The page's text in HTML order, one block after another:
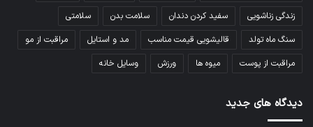
زندگی زناشویی
سفید کردن دندان سلامت بدن
سلامتی
سنگ ماه تولد
قالیشویی قیمت مناسب مد و استایل
مراقبت از مو
مراقبت از پوست
میوه ها ورزش وسایل خانه
دیدگاه های جدید